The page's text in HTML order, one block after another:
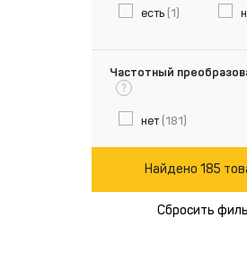
есть (1)
Частотный
?
нет (181)
Найдено 185
Сбросить